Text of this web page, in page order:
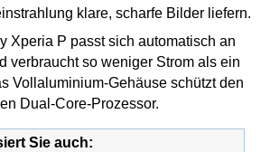
klare, scharfe Bilder liefern.
Xperia P passt sich automatisch an
verbraucht so weniger Strom als ein
Vollaluminium-Gehäuse schützt den
Dual-Core-Prozessor.
Sie auch: